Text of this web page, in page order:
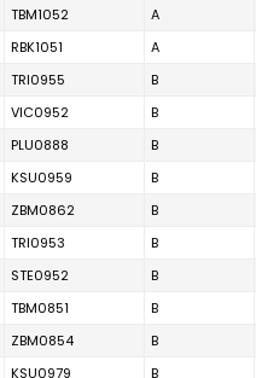
TBM1052 A
RBK1051 A
TRI0955 B
VIC0952 B
PLU0888 B
KSU0959 B
ZBM0862 B
TRI0953 B
STE0952 B
TBM0851 B
ZBM0854 B
KSU0979 B